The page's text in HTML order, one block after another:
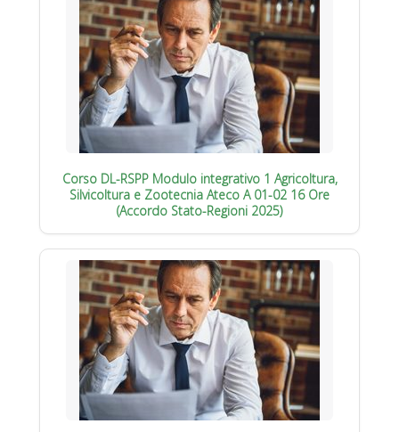
Corso DL-RSPP Modulo integrativo 1 Agricoltura,
Silvicoltura e Zootecnia Ateco A 01-02 16 Ore
(Accordo Stato-Regioni 2025)